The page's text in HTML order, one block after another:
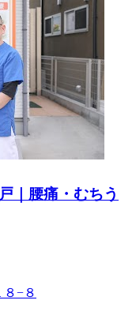
｜腰痛・むちう
８−８